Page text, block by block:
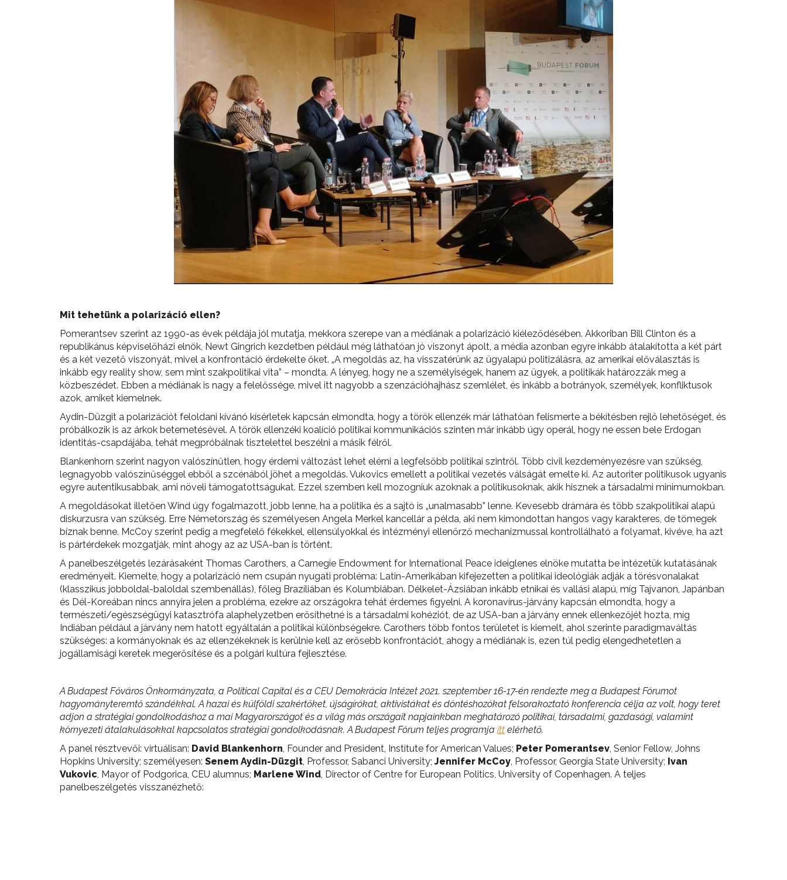
Mit tehetünk a polarizáció ellen?
Pomerantsev szerint az 1990-as évek példája jól mutatja, mekkora szerepe van a médiának a polarizáció kiéleződésében. Akkoriban Bill Clinton és a
republikánus képviselőházi elnök, Newt Gingrich kezdetben például még láthatóan jó viszonyt ápolt, a média azonban egyre inkább átalakította a két párt
és a két vezető viszonyát, mivel a konfrontáció érdekelte őket. „A megoldás az, ha visszatérünk az ügyalapú politizálásra, az amerikai előválasztás is
inkább egy reality show, sem mint szakpolitikai vita” – mondta. A lényeg, hogy ne a személyiségek, hanem az ügyek, a politikák határozzák meg a
közbeszédet. Ebben a médiának is nagy a felelőssége, mivel itt nagyobb a szenzációhajhász szemlélet, és inkább a botrányok, személyek, konfliktusok
azok, amiket kiemelnek.
Aydin-Düzgit a polarizációt feloldani kívánó kísérletek kapcsán elmondta, hogy a török ellenzék már láthatóan felismerte a békítésben rejlő lehetőséget, és
próbálkozik is az árkok betemetésével. A török ellenzéki koalíció politikai kommunikációs szinten már inkább úgy operál, hogy ne essen bele Erdogan
identitás-csapdájába, tehát megpróbálnak tisztelettel beszélni a másik félről.
Blankenhorn szerint nagyon valószínűtlen, hogy érdemi változást lehet elérni a legfelsőbb politikai szintről. Több civil kezdeményezésre van szükség,
legnagyobb valószínűséggel ebből a szcénából jöhet a megoldás. Vukovics emellett a politikai vezetés válságát emelte ki. Az autoriter politikusok ugyanis
egyre autentikusabbak, ami növeli támogatottságukat. Ezzel szemben kell mozogniuk azoknak a politikusoknak, akik hisznek a társadalmi minimumokban.
A megoldásokat illetően Wind úgy fogalmazott, jobb lenne, ha a politika és a sajtó is „unalmasabb” lenne. Kevesebb drámára és több szakpolitikai alapú
diskurzusra van szükség. Erre Németország és személyesen Angela Merkel kancellár a példa, aki nem kimondottan hangos vagy karakteres, de tömegek
bíznak benne. McCoy szerint pedig a megfelelő fékekkel, ellensúlyokkal és intézményi ellenőrző mechanizmussal kontrollálható a folyamat, kivéve, ha azt
is pártérdekek mozgatják, mint ahogy az az USA-ban is történt.
A panelbeszélgetés lezárásaként Thomas Carothers, a Carnegie Endowment for International Peace ideiglenes elnöke mutatta be intézetük kutatásának
eredményeit. Kiemelte, hogy a polarizáció nem csupán nyugati probléma: Latin-Amerikában kifejezetten a politikai ideológiák adják a törésvonalakat
(klasszikus jobboldal-baloldal szembenállás), főleg Brazíliában és Kolumbiában. Délkelet-Ázsiában inkább etnikai és vallási alapú, míg Tajvanon, Japánban
és Dél-Koreában nincs annyira jelen a probléma, ezekre az országokra tehát érdemes figyelni. A koronavírus-járvány kapcsán elmondta, hogy a
természeti/egészségügyi katasztrófa alaphelyzetben erősíthetné is a társadalmi kohéziót, de az USA-ban a járvány ennek ellenkezőjét hozta, míg
Indiában például a járvány nem hatott egyáltalán a politikai különbségekre. Carothers több fontos területet is kiemelt, ahol szerinte paradigmaváltás
szükséges: a kormányoknak és az ellenzékeknek is kerülnie kell az erősebb konfrontációt, ahogy a médiának is, ezen túl pedig elengedhetetlen a
jogállamisági keretek megerősítése és a polgári kultúra fejlesztése.
A Budapest Főváros Önkormányzata, a Political Capital és a CEU Demokrácia Intézet 2021. szeptember 16-17-én rendezte meg a Budapest Fórumot
hagyományteremtő szándékkal. A hazai és külföldi szakértőket, újságírókat, aktivistákat és döntéshozókat felsorakoztató konferencia célja az volt, hogy teret
adjon a stratégiai gondolkodáshoz a mai Magyarországot és a világ más országait napjainkban meghatározó politikai, társadalmi, gazdasági, valamint
környezeti átalakulásokkal kapcsolatos stratégiai gondolkodásnak. A Budapest Fórum teljes programja itt elérhető.
A panel résztvevői: virtuálisan: David Blankenhorn, Founder and President, Institute for American Values; Peter Pomerantsev, Senior Fellow, Johns
Hopkins University; személyesen: Senem Aydin-Düzgit, Professor, Sabanci University; Jennifer McCoy, Professor, Georgia State University; Ivan
Vukovic, Mayor of Podgorica, CEU alumnus; Marlene Wind, Director of Centre for European Politics, University of Copenhagen. A teljes
panelbeszélgetés visszanézhető: